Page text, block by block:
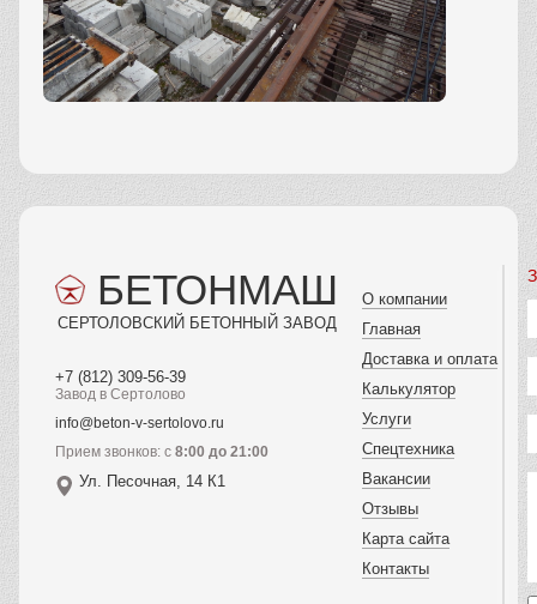
БЕТОНМАШ
СЕРТОЛОВСКИЙ БЕТОННЫЙ ЗАВОД
+7 (812) 309-56-39
Завод в Сертолово
info@beton-v-sertolovo.ru
Прием звонков: с 8:00 до 21:00
Ул. Песочная, 14 К1
О компании
Главная
Доставка и оплата
Калькулятор
Услуги
Спецтехника
Вакансии
Отзывы
Карта сайта
Контакты